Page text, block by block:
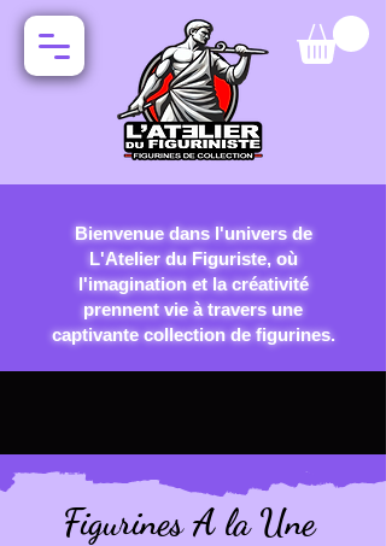
Bienvenue dans l'univers de
L'Atelier du Figuriste, où
l'imagination et la créativité
prennent vie à travers une
captivante collection de figurines.
Figurines A la Une